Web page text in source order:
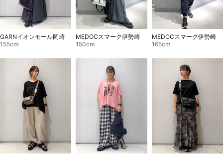
GARNイオンモール岡崎
155cm
MEDOCスマーク伊勢崎
150cm
MEDOCスマーク伊勢崎
165cm